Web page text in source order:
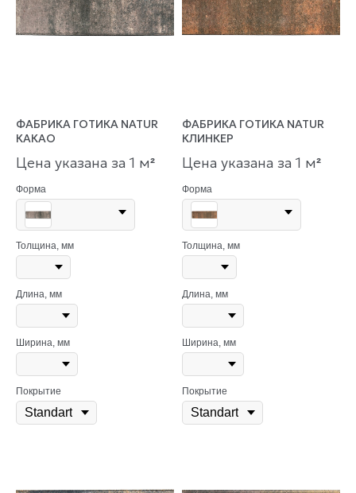
ФАБРИКА ГОТИКА NATUR
КАКАО
Цена указана за 1 м²
Форма
Толщина, мм
Длина, мм
Ширина, мм
Покрытие
ФАБРИКА ГОТИКА NATUR
КЛИНКЕР
Цена указана за 1 м²
Форма
Толщина, мм
Длина, мм
Ширина, мм
Покрытие